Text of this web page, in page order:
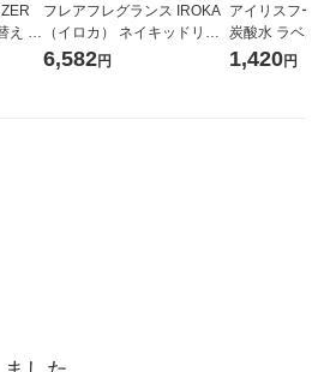
メ
ト
フレアフレグランス IROKA
（イロカ） ネイキッドリリ
ーの香り 柔軟剤 詰め替え 超
特大 1200ml 1セット（5個
6,582円
アイリスフー
炭酸水 ラベル
箱（24本入）
1,420円